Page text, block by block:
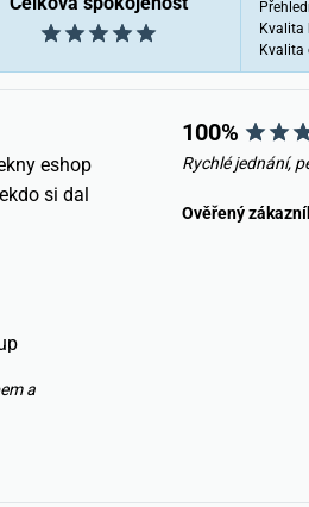
Kvalita
Kvalita
eshop
si dal
a
100%
Rychlé jednání,
Ověřený